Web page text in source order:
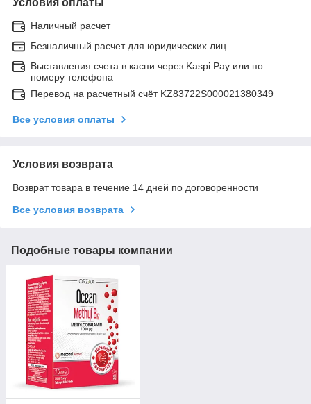
Наличный расчет
Безналичный расчет для юридических лиц
Выставления счета в каспи через Kaspi Pay или по
номеру телефона
Перевод на расчетный счёт KZ83722S000021380349
Все условия оплаты
Условия возврата
Возврат товара в течение 14 дней по договоренности
Все условия возврата
Подобные товары компании